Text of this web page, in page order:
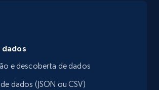
Description, Hashtags, Num
posted, Likes, Photos, and
1.6K+ Comece grátis
dados
e descoberta de dados
dados (JSON ou CSV)